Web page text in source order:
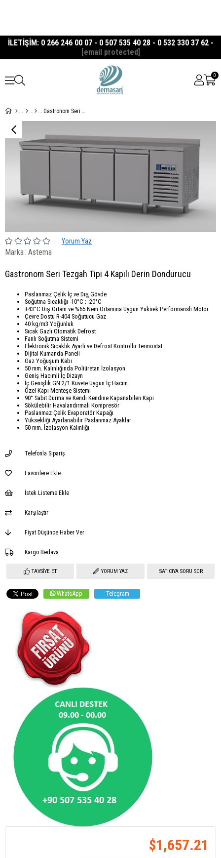
İLETİŞİM: 0 266 246 00 07 - 0 507 535 40 28 - 0 532 330 37 62 -
[email protected]
0
Gastronom Seri Tezgah Tipi 4 Kapılı Derin Dondurucu
Yorum Yaz
Marka: Astema
Gastronom Seri Tezgah Tipi 4 Kapılı Derin Dondurucu
Paslanmaz Çelik İç ve Dış̧ Gövde
Soğutma Sıcaklığı -10°C ; -20°C
+43°C Dış Ortam ve %65 Nem Ortamına Uygun Yüksek Performanslı Motor
Çevre Dostu R-404 Soğutucu Gaz
40 kg/m3 Yoğunluk
Sıcak Gazlı Otomatik Defrost
Fanlı Soğutma Sistemi
Elektronik Sıcaklık Ayarlı ve Defrost Kontrollü Termostat
Dijital Kumanda Paneli
Gaz Yoğuşum Kabı
50 mm. Kalınlığında Poliüretan İzolasyon
Geniş Hacimli İç Dizayn
İç Genişlik GN 2/1 Küvete Uygun İç Hacim
Özel Kapı Menteşe Sistemi
90° Sabit Durma ve Kendi Kendine Kapanabilen Kapı
Sökülebilir Havalandırmalı Kompresör
Paslanmaz Çelik Evaporatör Kapağı
Yüksekliği Ayarlanabilir Paslanmaz Ayaklar
50 mm. İzolasyon Kalınlığı
Telefonla Sipariş
Favorilere Ekle
İstek Listeme Ekle
Karşılaştır
Fiyat Düşünce Haber Ver
Kargo Bedava
TAVSIYE ET YORUM YAZ SATICIYA SORU SOR
WhatsApp Telegram
$1,657.21